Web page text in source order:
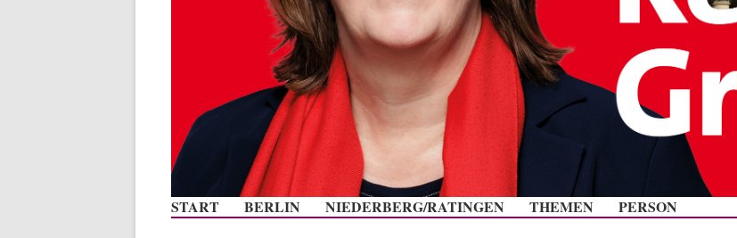
Zum Inhalt springen
START BERLIN NIEDERBERG/RATINGEN THEMEN PERSON